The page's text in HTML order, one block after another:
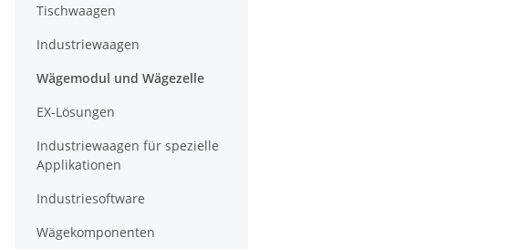
Tischwaagen
Industriewaagen
Wägemodul und Wägezelle
EX-Lösungen
Industriewaagen für spezielle
Applikationen
Industriesoftware
Wägekomponenten